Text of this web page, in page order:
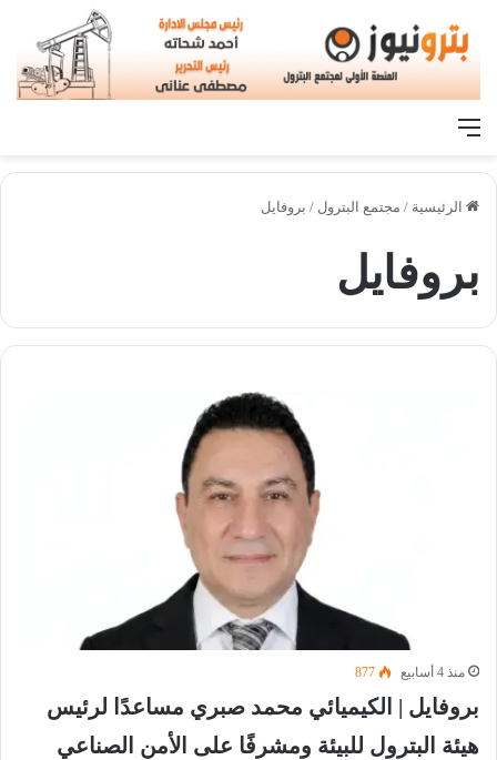
القائمة
الرئيسية / مجتمع البترول / بروفايل
بروفايل
منذ 4 أسابيع 877
بروفايل | الكيميائي محمد صبري مساعدًا لرئيس
هيئة البترول للبيئة ومشرفًا على الأمن الصناعي